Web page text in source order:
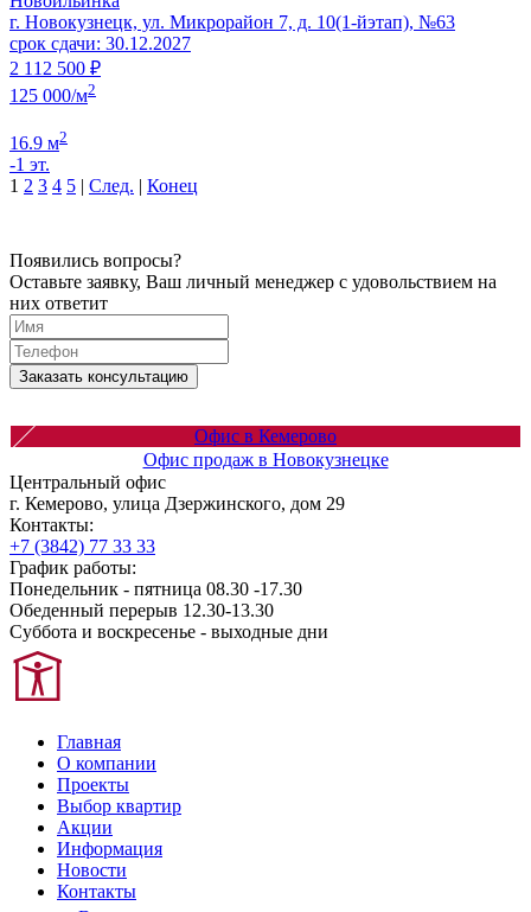
г. Новокузнецк, ул. Микрорайон 7, д. 10(1-йэтап), №63
срок сдачи: 30.12.2027
2 112 500 ₽
125 000/м2
16.9 м2
-1 эт.
1 2 3 4 5 | След. | Конец
Появились вопросы?
Оставьте заявку, Ваш личный менеджер с удовольствием на
них ответит
Заказать консультацию
Офис в Кемерово
Офис продаж в Новокузнецке
Центральный офис
г. Кемерово, улица Дзержинского, дом 29
Контакты:
+7 (3842) 77 33 33
График работы:
Понедельник - пятница 08.30 -17.30
Обеденный перерыв 12.30-13.30
Суббота и воскресенье - выходные дни
Главная
О компании
Проекты
Выбор квартир
Акции
Информация
Новости
Контакты